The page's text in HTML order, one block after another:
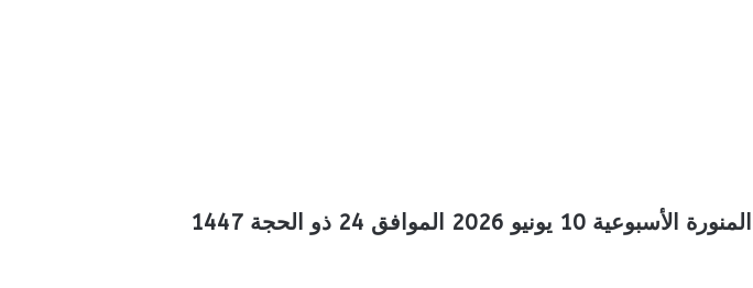
عروض التميمي المدينة المنورة الأسبوعية 10 يونيو 2026 الموافق 24 ذو الحجة 1447